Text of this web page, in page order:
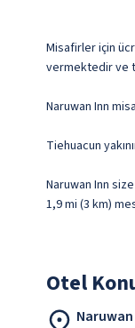
Misafirler için
vermektedir ve
Naruwan Inn
Tiehuacun
Naruwan Inn
1,9 mi (3 km)
Otel